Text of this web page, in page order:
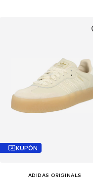
KUPÓN
ADIDAS ORIGINALS